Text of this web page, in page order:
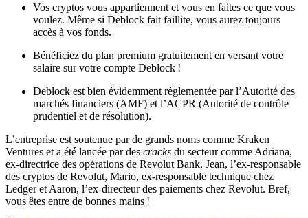
Vos cryptos vous appartiennent et vous en faites ce que vous
voulez. Même si Deblock fait faillite, vous aurez toujours
accès à vos fonds.
Bénéficiez du plan premium gratuitement en versant votre
salaire sur votre compte Deblock !
Deblock est bien évidemment réglementée par l’Autorité des
marchés financiers (AMF) et l’ACPR (Autorité de contrôle
prudentiel et de résolution).
L’entreprise est soutenue par de grands noms comme Kraken
Ventures et a été lancée par des cracks du secteur comme Adriana,
ex-directrice des opérations de Revolut Bank, Jean, l’ex-responsable
des cryptos de Revolut, Mario, ex-responsable technique chez
Ledger et Aaron, l’ex-directeur des paiements chez Revolut. Bref,
vous êtes entre de bonnes mains !